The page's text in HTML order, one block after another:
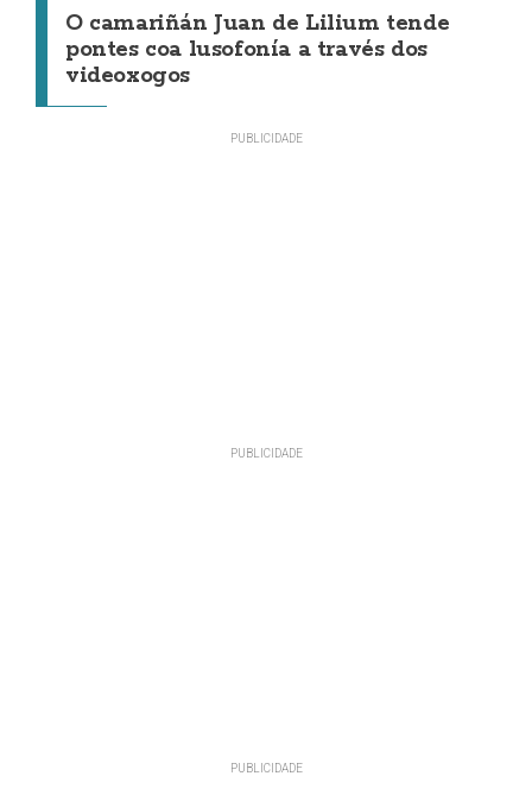
O camariñán Juan de Lilium tende
pontes coa lusofonía a través dos
videoxogos